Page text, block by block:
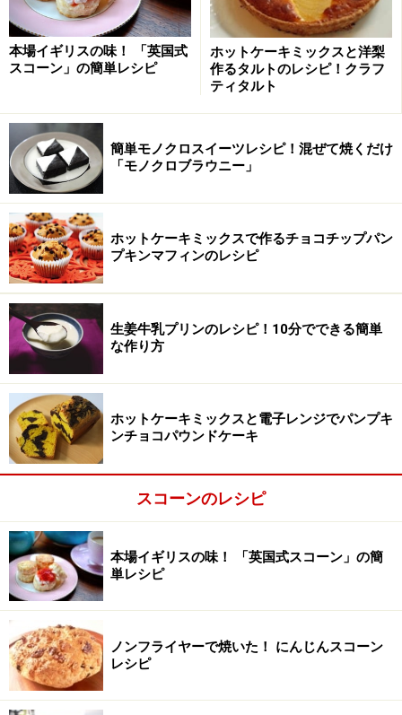
ホットケーキミックスをボウルに入れ、角切りにしたバ
ターを加え、カード（なければナイフ)でバターを粉にま
ぶしながら、切り刻みます。
バターを細く切り刻む。
ホットケーキミックスに全体になじむくらいまでバター
を細く切り刻みます。
本場イギリスの味！ 「英国式
スコーン」の簡単レシピ
ホットケーキミックスと洋梨
作るタルトのレシピ！クラフ
ティタルト
簡単モノクロスイーツレシピ！混ぜて焼くだけ
「モノクロブラウニー」
ホットケーキミックスで作るチョコチップパン
プキンマフィンのレシピ
生姜牛乳プリンのレシピ！10分でできる簡単
な作り方
ホットケーキミックスと電子レンジでパンプキ
ンチョコパウンドケーキ
スコーンのレシピ
本場イギリスの味！ 「英国式スコーン」の簡
単レシピ
ノンフライヤーで焼いた！ にんじんスコーン
レシピ